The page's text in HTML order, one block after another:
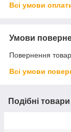
Всі умови
Умови
Повернення
Всі умови
Подібні